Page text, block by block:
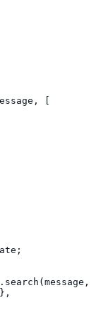
[
{